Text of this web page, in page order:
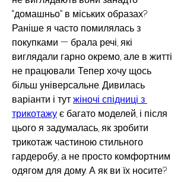
“домашньо” в міських образах?
Раніше я часто помилялась з
покупками — брала речі, які
виглядали гарно окремо, але в житті
не працювали. Тепер хочу щось
більш універсальне. Дивилась
варіанти і тут жіночі спідниці з
трикотажу є багато моделей, і після
цього я задумалась, як зробити
трикотаж частиною стильного
гардеробу, а не просто комфортним
одягом для дому. А як ви їх носите?